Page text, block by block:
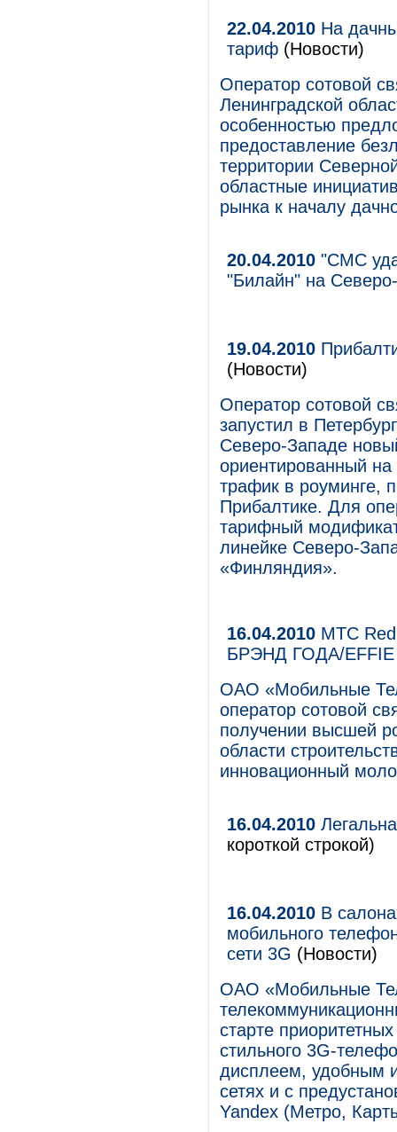
22.04.2010 На
тариф (Новости)
Оператор сотовой
Ленинградской
особенностью
предоставление
территории
областные
рынка к началу
20.04.2010 "СМС
"Билайн" на
19.04.2010
(Новости)
Оператор сотовой
запустил в
Северо-Западе
ориентированный на
трафик в роуминге,
Прибалтике. Для
тарифный
линейке Северо-
«Финляндия».
16.04.2010 МТС Red
БРЭНД ГОДА/EFFIE
ОАО «Мобильные
оператор сотовой
получении высшей
области
инновационный
16.04.2010
короткой строкой)
16.04.2010 В
мобильного
сети 3G (Новости)
ОАО «Мобильные
старте
стильного 3G-
дисплеем, удобным
сетях и с
Yandex (Метро,